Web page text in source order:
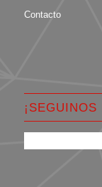
Contacto